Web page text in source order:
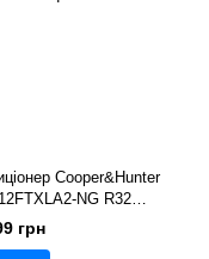
Cooper&Hunter
NG R32
грн